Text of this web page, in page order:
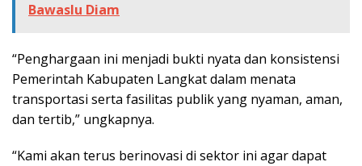
Bawaslu Diam
“Penghargaan ini menjadi bukti nyata dan konsistensi
Pemerintah Kabupaten Langkat dalam menata
transportasi serta fasilitas publik yang nyaman, aman,
dan tertib,” ungkapnya.
“Kami akan terus berinovasi di sektor ini agar dapat